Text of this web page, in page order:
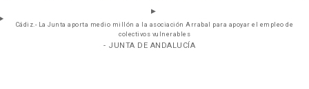
Cádiz.- La Junta aporta medio millón a la asociación Arrabal para apoyar el empleo de
colectivos vulnerables
- JUNTA DE ANDALUCÍA